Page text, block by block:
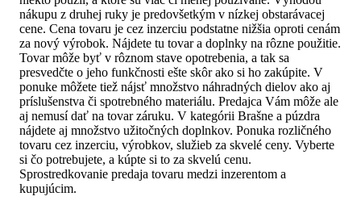
nákupu z druhej ruky je predovšetkým v nízkej obstarávacej
cene. Cena tovaru je cez inzerciu podstatne nižšia oproti cenám
za nový výrobok. Nájdete tu tovar a doplnky na rôzne použitie.
Tovar môže byť v rôznom stave opotrebenia, a tak sa
presvedčte o jeho funkčnosti ešte skôr ako si ho zakúpite. V
ponuke môžete tiež nájsť množstvo náhradných dielov ako aj
príslušenstva či spotrebného materiálu. Predajca Vám môže ale
aj nemusí dať na tovar záruku. V kategórii Brašne a púzdra
nájdete aj množstvo užitočných doplnkov. Ponuka rozličného
tovaru cez inzerciu, výrobkov, služieb za skvelé ceny. Vyberte
si čo potrebujete, a kúpte si to za skvelú cenu.
Sprostredkovanie predaja tovaru medzi inzerentom a
kupujúcim.